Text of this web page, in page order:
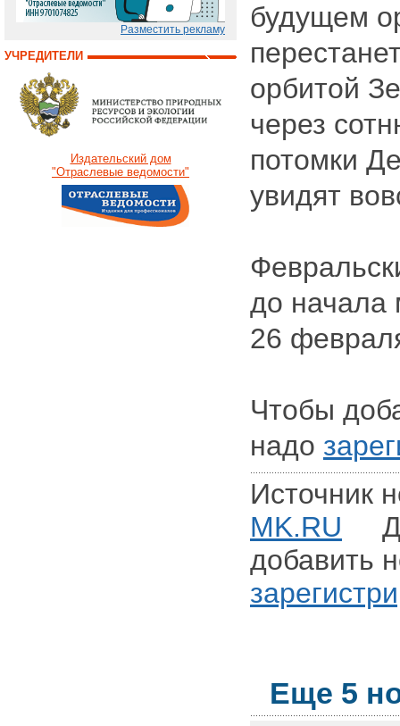
Разместить рекламу
УЧРЕДИТЕЛИ
Издательский дом
"Отраслевые ведомости"
будущем
орбитой
через
потомки
увидят
до начала
26
Чтобы
надо
Источник
MK.RU
добавить
Еще 5